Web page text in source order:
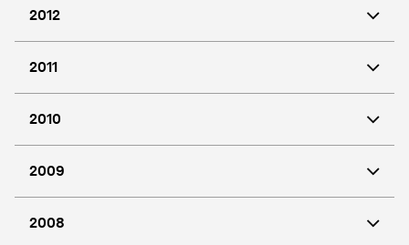
2012
2011
2010
2009
2008